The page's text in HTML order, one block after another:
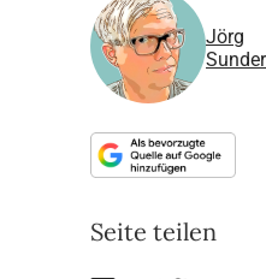
Jörg
Seite teilen